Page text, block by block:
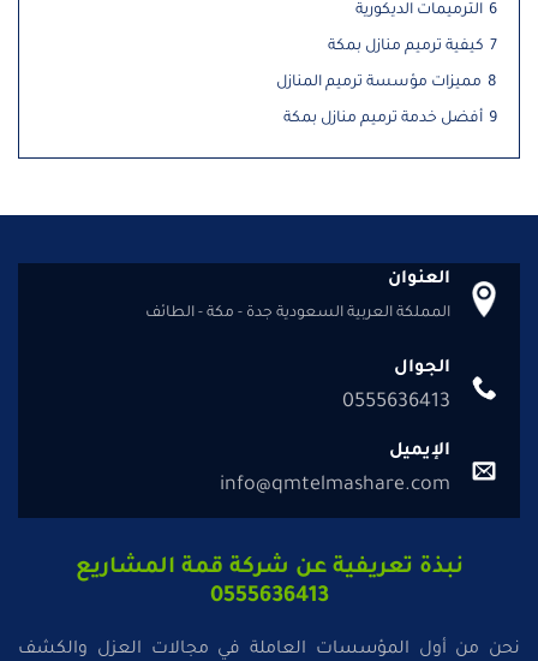
6 الترميمات الديكورية
7 كيفية ترميم منازل بمكة
8 مميزات مؤسسة ترميم المنازل
9 أفضل خدمة ترميم منازل بمكة
العنوان
المملكة العربية السعودية جدة - مكة - الطائف
الجوال
0555636413
الإيميل
info@qmtelmashare.com
نبذة تعريفية عن شركة قمة المشاريع
0555636413
نحن من أول المؤسسات العاملة في مجالات العزل والكشف